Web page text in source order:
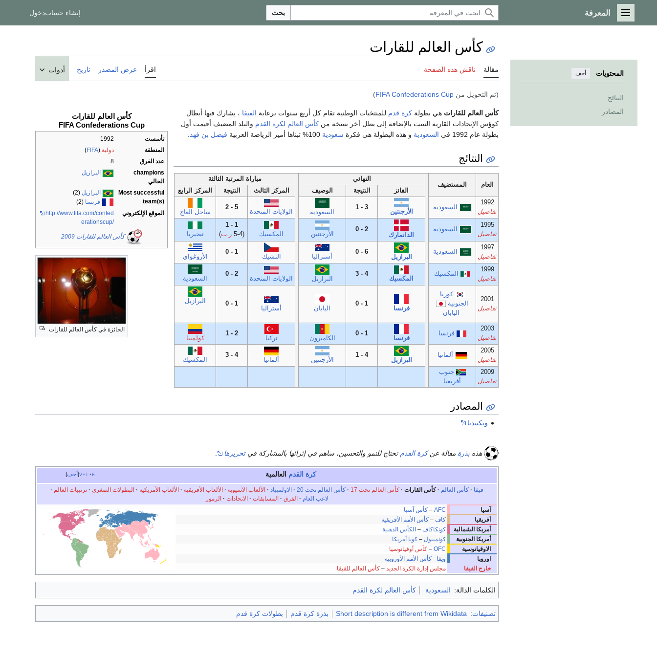
القائمة الرئيسية
المعرفة بحث إنشاء حسابدخول
المحتويات أخف
النتائج
المصادر
كأس العالم للقارات
مقالة ناقش هذه الصفحة اقرأ عرض المصدر تاريخ أدوات
(تم التحويل من FIFA Confederations Cup
)
كأس العالم للقارات
FIFA Confederations Cup
تأسست
1992
المنطقة
دولية (
FIFA
)
عدد الفرق
8
champions
الحالي
البرازيل
Most successful
team(s)
البرازيل (2)
فرنسا (2)
الموقع الإلكتروني
http://www.fifa.com/confed
erationscup/
كأس العالم للقارات 2009
الجائزة في كأس العالم للقارات
كأس العالم للقارات هي بطولة كرة قدم للمنتخبات الوطنية تقام كل أربع سنوات برعاية الفيفا ، يشارك فيها أبطال
كوؤس الإتحادات القارية الست بالإضافة إلى بطل آخر نسخة من كأس العالم لكرة القدم والبلد المضيف أقيمت أول
بطولة عام 1992 في
السعودية و هذه البطولة هي فكرة سعودية فيصل بن فهد
النتائج
العام المستضيف
النهائي
مباراة المرتبة الثالثة
الفائز
النتيجة الوصيف المركز الثالث النتيجة
المركز الرابع
1992
تفاصيل
السعودية
الأرجنتين
3 - 1
السعودية الولايات المتحدة
5 - 2
ساحل العاج
1995
تفاصيل
السعودية
الدانمارك
2 - 0
الأرجنتين المكسيك
1 - 1
(5-4
ر.ت)
نيجيريا
1997
تفاصيل
السعودية
البرازيل
6 - 0
أستراليا التشيك
1 - 0
الأروغواي
1999
تفاصيل
المكسيك
المكسيك
4 - 3
البرازيل الولايات المتحدة
2 - 0
السعودية
2001
تفاصيل
كوريا
الجنوبية
اليابان
فرنسا
1 - 0
اليابان أستراليا
1 - 0 البرازيل
2003
تفاصيل
فرنسا
فرنسا
1 - 0
الكاميرون تركيا
2 - 1
كولمبيا
2005
تفاصيل
ألمانيا
البرازيل
4 - 1
الأرجنتين ألمانيا
4 - 3
المكسيك
2009
تفاصيل
جنوب
أفريقيا
المصادر
ويكيبديا
هذه بذرة مقالة عنكرة القدم تحتاج للنمو والتحسين، ساهم في إثرائها بالمشاركة فيتحريرها
أخف v t e كرة القدم العالمية
فيفا · كأس العالم · كأس القارات · كأس العالم تحت 17 · كأس العالم تحت 20 · الاولمپياد · الألعاب الآسيوية · الألعاب الأفريقية · الألعاب الأمريكية · البطولات الصغرى · ترتيبات العالم ·
لاعب العام · الفرق · المسابقات · الاتحادات · الرموز
آسيا
AFC
–كأس آسيا
أفريقيا
كاف –كأس الأمم الأفريقية
أمريكا الشمالية
كونكاكاف – الكأس الذهبية
أمريكا الجنوبية
كونميبول –كوبا أمريكا
الاوقيانوسية
OFC
–كأس أوقيانوسيا
اوروپا
ويفا -كأس الأمم الأوروبية
خارج الفيفا
مجلس إدارة الكرة الجديد –كأس العالم للڤيڤا
الكلمات الدالة: السعودية كأس العالم لكرة القدم
تصنيفات:
Short description is different from Wikidata بذرة كرة قدم بطولات كرة قدم